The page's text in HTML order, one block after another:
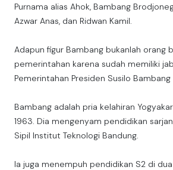
Purnama alias Ahok, Bambang
Azwar Anas, dan Ridwan Kamil.
Adapun figur Bambang bukanlah orang
pemerintahan karena sudah memiliki
Pemerintahan Presiden Susilo Bambang
Bambang adalah pria kelahiran
1963. Dia mengenyam pendidikan
Sipil Institut Teknologi Bandung.
Ia juga menempuh pendidikan S2 di